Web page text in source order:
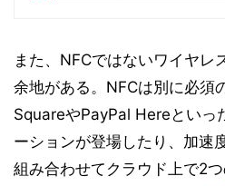
また、NFCではないワイヤレ
余地がある。NFCは別に必須
SquareやPayPal Hereといっ
ーションが登場したり、加速
組み合わせてクラウド上で2